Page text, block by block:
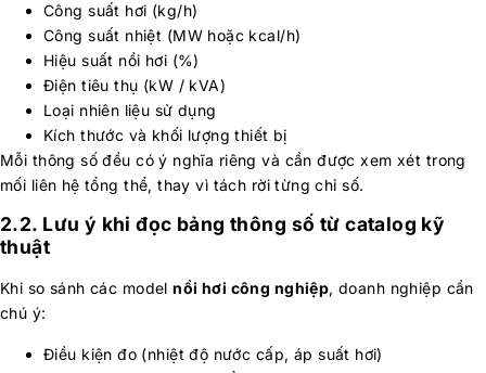
Công suất hơi (kg/h)
Công suất nhiệt (MW hoặc kcal/h)
Hiệu suất nồi hơi (%)
Điện tiêu thụ (kW / kVA)
Loại nhiên liệu sử dụng
Kích thước và khối lượng thiết bị
Mỗi thông số đều có ý nghĩa riêng và cần được xem xét trong
mối liên hệ tổng thể, thay vì tách rời từng chỉ số.
2.2. Lưu ý khi đọc bảng thông số từ catalog kỹ
thuật
Khi so sánh các modelnồi hơi công nghiệp, doanh nghiệp cần
chú ý:
Điều kiện đo (nhiệt độ nước cấp, áp suất hơi)